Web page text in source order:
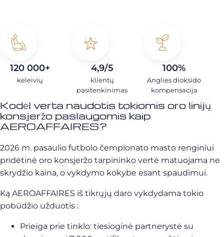
120 000+
keleivių
4,9/5
klientų
pasitenkinimas
100%
Anglies dioksido
kompensacija
Kodėl verta naudotis tokiomis oro linijų
konsjeržo paslaugomis kaip
AEROAFFAIRES?
2026 m. pasaulio futbolo čempionato masto renginiui
pridėtinė oro konsjeržo tarpininko vertė matuojama ne
skrydžio kaina, o vykdymo kokybe esant spaudimui.
Ką AEROAFFAIRES iš tikrųjų daro vykdydama tokio
pobūdžio užduotis :
Prieiga prie tinklo: tiesioginė partnerystė su